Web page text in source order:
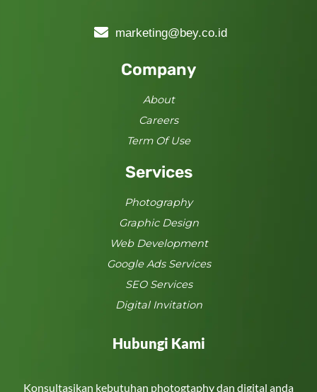
marketing@bey.co.id
Company
About
Careers
Term Of Use
Services
Photography
Graphic Design
Web Development
Google Ads Services
SEO Services
Digital Invitation
Hubungi Kami
Konsultasikan kebutuhan photogtaphy dan digital anda